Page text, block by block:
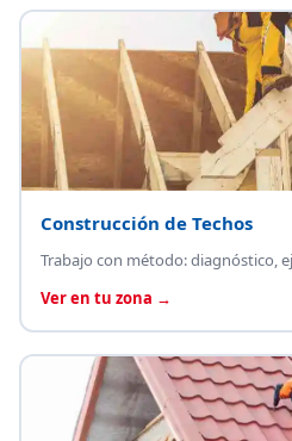
Construcción de Techos
Trabajo con método: diagnóstico,
Ver en tu zona →